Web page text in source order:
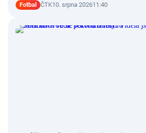
Fotbal ČTK10. srpna 202611:40